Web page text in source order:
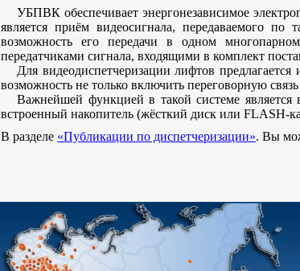
УБПВК обеспечивает энергонезависимое
является приём видеосигнала, передаваемого по
возможность его передачи в одном
передатчиками сигнала, входящими в комплект
Для видеодиспетчеризации лифтов
возможность не только включить переговорную
Важнейшей функцией в такой системе является
встроенный накопитель (жёсткий диск или FLASH-
В разделе «Публикации по диспетчеризации». Вы